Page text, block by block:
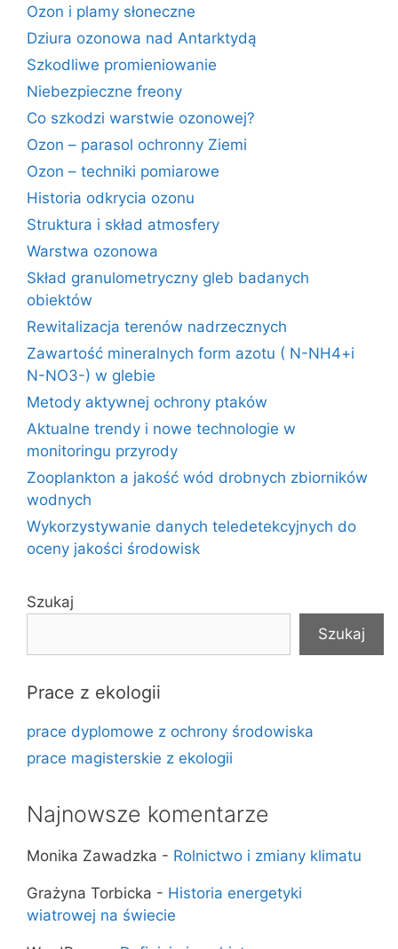
Ozon i plamy słoneczne
Dziura ozonowa nad Antarktydą
Szkodliwe promieniowanie
Niebezpieczne freony
Co szkodzi warstwie ozonowej?
Ozon – parasol ochronny Ziemi
Ozon – techniki pomiarowe
Historia odkrycia ozonu
Struktura i skład atmosfery
Warstwa ozonowa
Skład granulometryczny gleb badanych
obiektów
Rewitalizacja terenów nadrzecznych
Zawartość mineralnych form azotu ( N-NH4+i
N-NO3-) w glebie
Metody aktywnej ochrony ptaków
Aktualne trendy i nowe technologie w
monitoringu przyrody
Zooplankton a jakość wód drobnych zbiorników
wodnych
Wykorzystywanie danych teledetekcyjnych do
oceny jakości środowisk
Szukaj
Szukaj
Prace z ekologii
prace dyplomowe z ochrony środowiska
prace magisterskie z ekologii
Najnowsze komentarze
Monika Zawadzka - Rolnictwo i zmiany klimatu
Grażyna Torbicka - Historia energetyki
wiatrowej na świecie